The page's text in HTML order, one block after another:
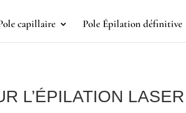
capillaire Pole Épilation définitive
L’ÉPILATION